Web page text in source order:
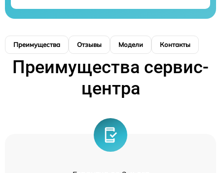
Преимущества Отзывы Модели Контакты
Преимущества сервис-
центра